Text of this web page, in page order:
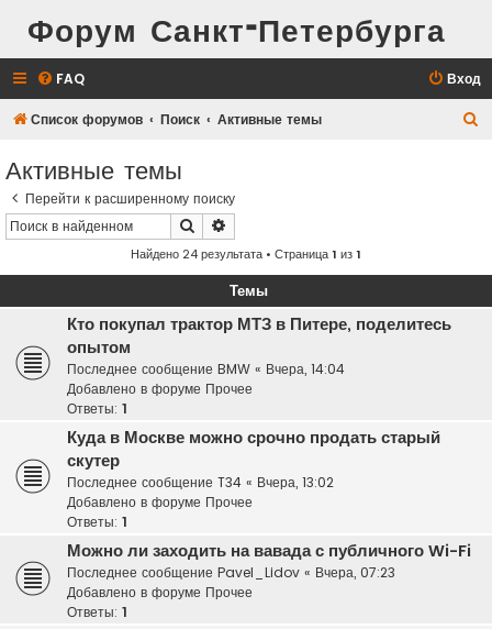
Форум Санкт-Петербурга
FAQ Вход
Список форумов Поиск Активные темы
Активные темы
Перейти к расширенному поиску
Поиск
Найдено 24 результата • Страница1 из1
Темы
Кто покупал трактор МТЗ в Питере, поделитесь
опытом
Последнее сообщение BMW « Вчера, 14:04
Добавлено в форуме Прочее
Ответы: 1
Куда в Москве можно срочно продать старый
скутер
Последнее сообщение T34 « Вчера, 13:02
Добавлено в форуме Прочее
Ответы: 1
Можно ли заходить на вавада с публичного Wi-Fi
Последнее сообщение Pavel_Lidov « Вчера, 07:23
Добавлено в форуме Прочее
Ответы: 1